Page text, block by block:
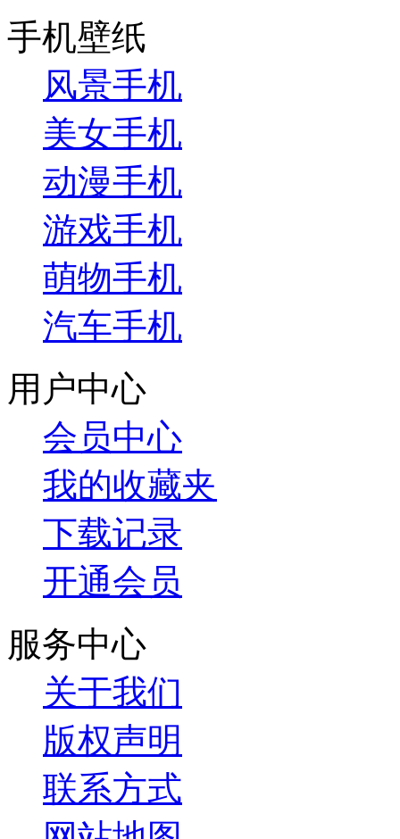
手机壁纸
风景手机
美女手机
动漫手机
游戏手机
萌物手机
汽车手机
用户中心
会员中心
我的收藏夹
下载记录
开通会员
服务中心
关于我们
版权声明
联系方式